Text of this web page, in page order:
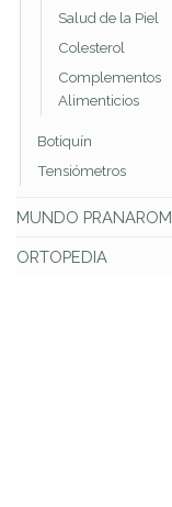
Salud de la Piel
Colesterol
Complementos
Alimenticios
Botiquín
Tensiómetros
MUNDO PRANAROM
ORTOPEDIA